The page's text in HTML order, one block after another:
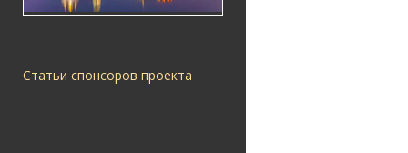
Статьи спонсоров проекта